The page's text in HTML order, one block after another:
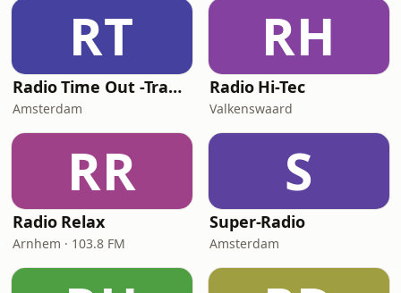
RT
Radio Time Out -Trance
Amsterdam
RH
Radio Hi-Tec
Valkenswaard
RR
Radio Relax
Arnhem · 103.8 FM
S
Super-Radio
Amsterdam